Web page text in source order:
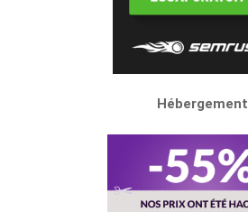
Hébergement